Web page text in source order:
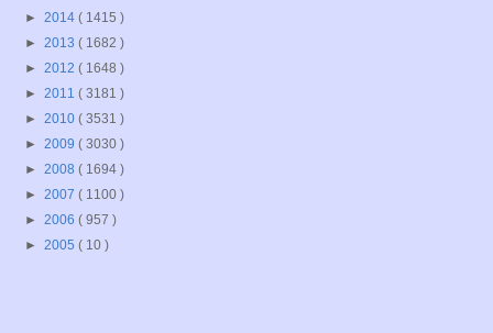
► 2014 ( 1415 )
► 2013 ( 1682 )
► 2012 ( 1648 )
► 2011 ( 3181 )
► 2010 ( 3531 )
► 2009 ( 3030 )
► 2008 ( 1694 )
► 2007 ( 1100 )
► 2006 ( 957 )
► 2005 ( 10 )